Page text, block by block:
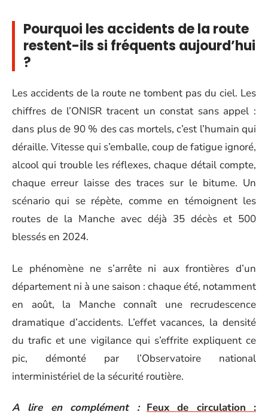
Pourquoi les accidents de la route
restent-ils si fréquents aujourd’hui
?
Les accidents de la route ne tombent pas du ciel. Les
chiffres de l’ONISR tracent un constat sans appel :
dans plus de 90 % des cas mortels, c’est l’humain qui
déraille. Vitesse qui s’emballe, coup de fatigue ignoré,
alcool qui trouble les réflexes, chaque détail compte,
chaque erreur laisse des traces sur le bitume. Un
scénario qui se répète, comme en témoignent les
routes de la Manche avec déjà 35 décès et 500
blessés en 2024.
Le phénomène ne s’arrête ni aux frontières d’un
département ni à une saison : chaque été, notamment
en août, la Manche connaît une recrudescence
dramatique d’accidents. L’effet vacances, la densité
du trafic et une vigilance qui s’effrite expliquent ce
pic, démonté par l’Observatoire national
interministériel de la sécurité routière.
A lire en complément : Feux de circulation :